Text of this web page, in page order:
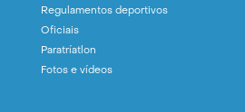
Regulamentos deportivos
Oficiais
Paratríatlon
Fotos e vídeos